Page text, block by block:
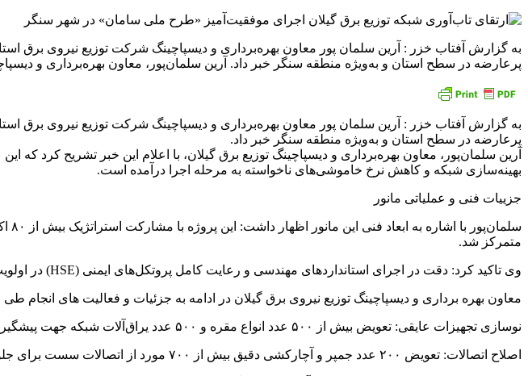
به گزارش آفتاب خزر : آرین سلمان پور معاون بهره‌برداری و دیسپاچینگ شرکت توزیع نیروی برق
پرعارضه در سطح استان و به‌ویژه منطقه سنگر خبر داد. آرین سلمان‌پور، معاون بهره‌برداری و
به گزارش آفتاب خزر : آرین سلمان پور معاون بهره‌برداری و دیسپاچینگ شرکت توزیع نیروی برق
پرعارضه در سطح استان و به‌ویژه منطقه سنگر خبر داد.
آرین سلمان‌پور، معاون بهره‌برداری و دیسپاچینگ توزیع برق گیلان، با اعلام این خبر تشریح کرد
بهینه‌سازی شبکه و کاهش نرخ خاموشی‌های ناخواسته به مرحله اجرا درآمده است.
جزییات فنی و عملیاتی مانور
متمرکز شد.
وی تاکید کرد: دقت در اجرای استانداردهای مهندسی و رعایت کامل پروتکل‌های ایمنی (HSE) در اولویت نخست این عملیات قرار داشت.
معاون بهره برداری و دیسپاچینگ توزیع نیروی برق گیلان در ادامه به جزئیات و فعالیت های انجام
نوسازی تجهیزات عایقی: تعویض بیش از ۵۰۰ عدد انواع مقره و ۵۰۰ عدد یراق‌آلات شبکه جهت پیشگیری از شکست عایقی.
اصلاح اتصالات: تعویض ۲۰۰ عدد جمپر و آچارکشی دقیق بیش از ۷۰۰ مورد از اتصالات سست برای جلوگیری از بروز آرک و تلفات انرژی.